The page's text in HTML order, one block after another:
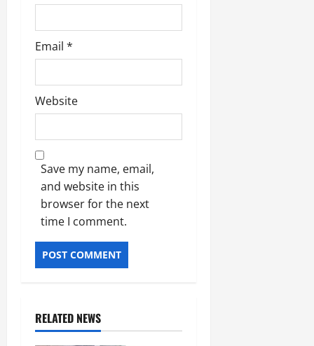
Email *
Website
Save my name, email,
and website in this
browser for the next
time I comment.
RELATED NEWS